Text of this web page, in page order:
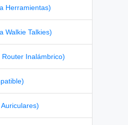
Herramientas)
Walkie Talkies)
Inalámbrico)